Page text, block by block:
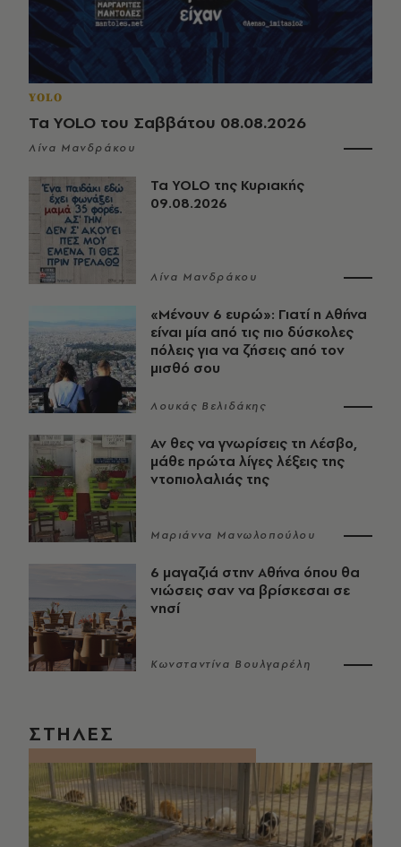
YOLO
Τα YOLO του Σαββάτου 08.08.2026
Λίνα Μανδράκου
Τα YOLO της Κυριακής
09.08.2026
Λίνα Μανδράκου
«Μένουν 6 ευρώ»: Γιατί η Αθήνα
είναι μία από τις πιο δύσκολες
πόλεις για να ζήσεις από τον
μισθό σου
Λουκάς Βελιδάκης
Αν θες να γνωρίσεις τη Λέσβο,
μάθε πρώτα λίγες λέξεις της
ντοπιολαλιάς της
Μαριάννα Μανωλοπούλου
6 μαγαζιά στην Αθήνα όπου θα
νιώσεις σαν να βρίσκεσαι σε
νησί
Κωνσταντίνα Βουλγαρέλη
ΣΤΗΛΕΣ